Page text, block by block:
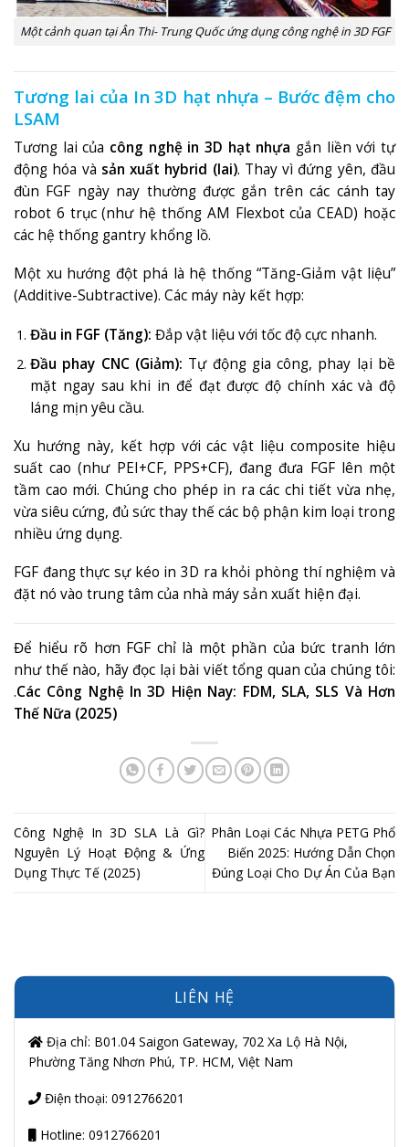
LIÊN HỆ
Địa chỉ: B01.04 Saigon Gateway, 702 Xa Lộ Hà Nội,
Phường Tăng Nhơn Phú, TP. HCM, Việt Nam
Điện thoại: 0912766201
Hotline: 0912766201
Một cảnh quan tại Ân Thi- Trung Quốc ứng dụng công nghệ in 3D FGF
Tương lai của In 3D hạt nhựa – Bước đệm cho
LSAM
Tương lai của công nghệ in 3D hạt nhựa gắn liền với tự
động hóa và sản xuất hybrid (lai). Thay vì đứng yên, đầu
đùn FGF ngày nay thường được gắn trên các cánh tay
robot 6 trục (như hệ thống AM Flexbot của CEAD) hoặc
các hệ thống gantry khổng lồ.
Một xu hướng đột phá là hệ thống “Tăng-Giảm vật liệu”
(Additive-Subtractive). Các máy này kết hợp:
Đầu in FGF (Tăng): Đắp vật liệu với tốc độ cực nhanh.
Đầu phay CNC (Giảm): Tự động gia công, phay lại bề
mặt ngay sau khi in để đạt được độ chính xác và độ
láng mịn yêu cầu.
Xu hướng này, kết hợp với các vật liệu composite hiệu
suất cao (như PEI+CF, PPS+CF), đang đưa FGF lên một
tầm cao mới. Chúng cho phép in ra các chi tiết vừa nhẹ,
vừa siêu cứng, đủ sức thay thế các bộ phận kim loại trong
nhiều ứng dụng.
FGF đang thực sự kéo in 3D ra khỏi phòng thí nghiệm và
đặt nó vào trung tâm của nhà máy sản xuất hiện đại.
Để hiểu rõ hơn FGF chỉ là một phần của bức tranh lớn
như thế nào, hãy đọc lại bài viết tổng quan của chúng tôi:
.Các Công Nghệ In 3D Hiện Nay: FDM, SLA, SLS Và Hơn
Thế Nữa (2025)
Công Nghệ In 3D SLA Là Gì?
Nguyên Lý Hoạt Động & Ứng
Dụng Thực Tế (2025)
Phân Loại Các Nhựa PETG Phổ
Biến 2025: Hướng Dẫn Chọn
Đúng Loại Cho Dự Án Của Bạn